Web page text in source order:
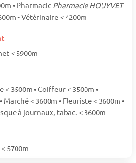
• Pharmacie Pharmacie HOUYVET
• Vétérinaire < 4200m
< 5900m
3500m • Coiffeur < 3500m •
< 3600m • Fleuriste < 3600m •
à journaux, tabac. < 3600m
5700m